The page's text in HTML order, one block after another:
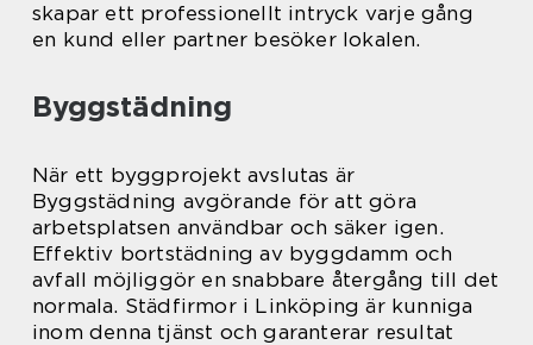
skapar ett professionellt intryck varje gång
en kund eller partner besöker lokalen.
Byggstädning
När ett byggprojekt avslutas är
Byggstädning avgörande för att göra
arbetsplatsen användbar och säker igen.
Effektiv bortstädning av byggdamm och
avfall möjliggör en snabbare återgång till det
normala. Städfirmor i Linköping är kunniga
inom denna tjänst och garanterar resultat